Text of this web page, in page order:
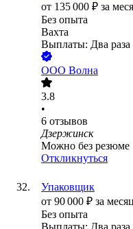
от 135 000 ₽ за
Без опыта
Вахта
Выплаты: Два раза
ООО Волна
3.8
•
6 отзывов
Дзержинск
Можно без резюме
Откликнуться
Упаковщик
от 90 000 ₽ за
Без опыта